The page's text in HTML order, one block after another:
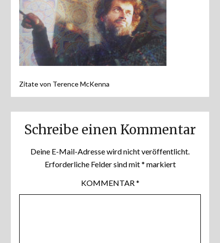
Zitate von Terence McKenna
Schreibe einen Kommentar
Deine E-Mail-Adresse wird nicht veröffentlicht.
Erforderliche Felder sind mit* markiert
KOMMENTAR*